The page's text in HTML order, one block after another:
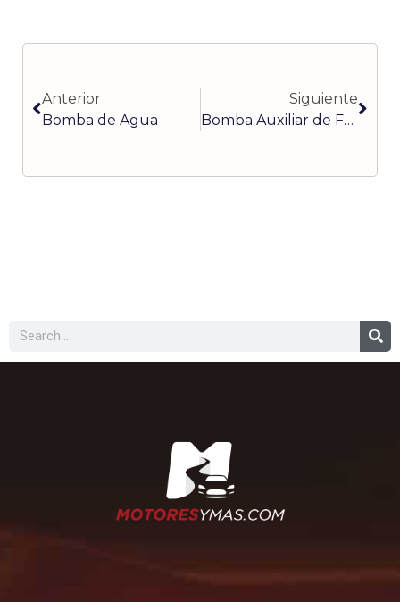
Anterior
Bomba de Agua
Siguiente
Bomba Auxiliar de Frenos o Cilindro Auxiliar
Buscar